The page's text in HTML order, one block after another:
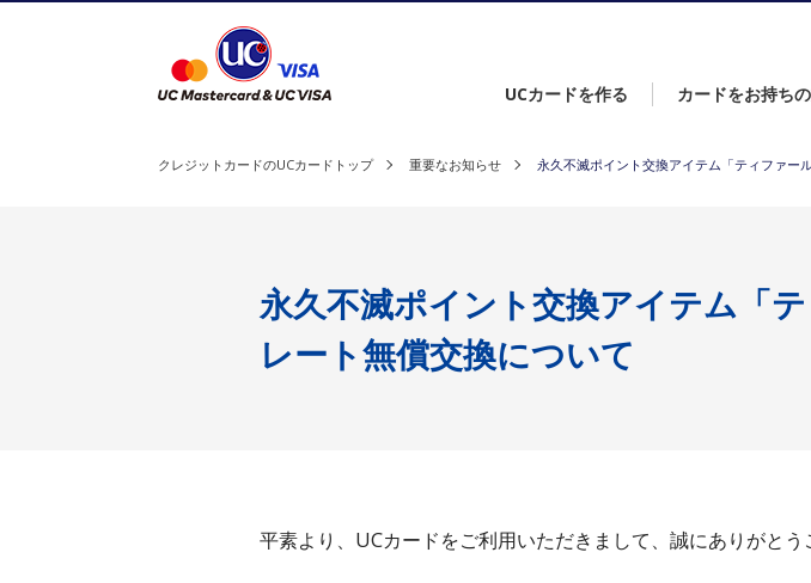
UCカードを作る カードをお持ち
クレジットカードのUCカードトップ 重要なお知らせ 永久不滅ポイント交換アイテム「ティファー
永久不滅ポイント交換アイテム「
レート無償交換について
平素より、UCカードをご利用いただきまして、誠にありがとう